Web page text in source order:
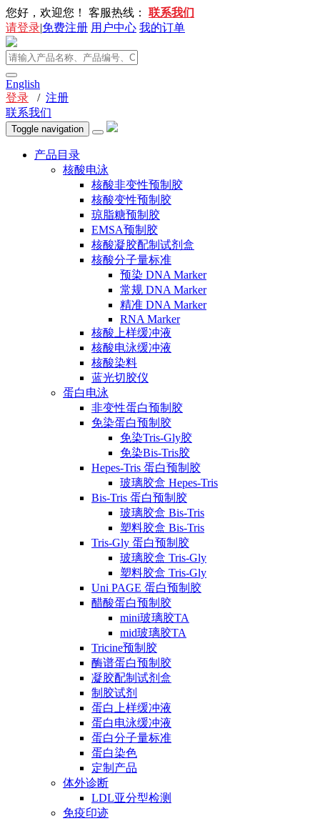
您好，欢迎您！ 客服热线： 联系我们
请登录|免费注册 用户中心 我的订单
English
登录 / 注册
联系我们
Toggle navigation
产品目录
核酸电泳
核酸非变性预制胶
核酸变性预制胶
琼脂糖预制胶
EMSA预制胶
核酸凝胶配制试剂盒
核酸分子量标准
预染 DNA Marker
常规 DNA Marker
精准 DNA Marker
RNA Marker
核酸上样缓冲液
核酸电泳缓冲液
核酸染料
蓝光切胶仪
蛋白电泳
非变性蛋白预制胶
免染蛋白预制胶
免染Tris-Gly胶
免染Bis-Tris胶
Hepes-Tris 蛋白预制胶
玻璃胶盒 Hepes-Tris
Bis-Tris 蛋白预制胶
玻璃胶盒 Bis-Tris
塑料胶盒 Bis-Tris
Tris-Gly 蛋白预制胶
玻璃胶盒 Tris-Gly
塑料胶盒 Tris-Gly
Uni PAGE 蛋白预制胶
醋酸蛋白预制胶
mini玻璃胶TA
mid玻璃胶TA
Tricine预制胶
酶谱蛋白预制胶
凝胶配制试剂盒
制胶试剂
蛋白上样缓冲液
蛋白电泳缓冲液
蛋白分子量标准
蛋白染色
定制产品
体外诊断
LDL亚分型检测
免疫印迹